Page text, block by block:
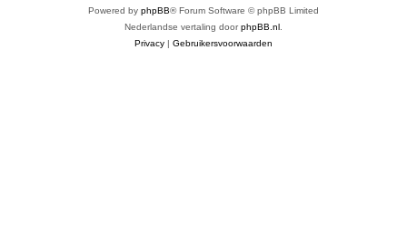
Powered by phpBB® Forum Software © phpBB Limited
Nederlandse vertaling doorphpBB.nl
Privacy | Gebruikersvoorwaarden